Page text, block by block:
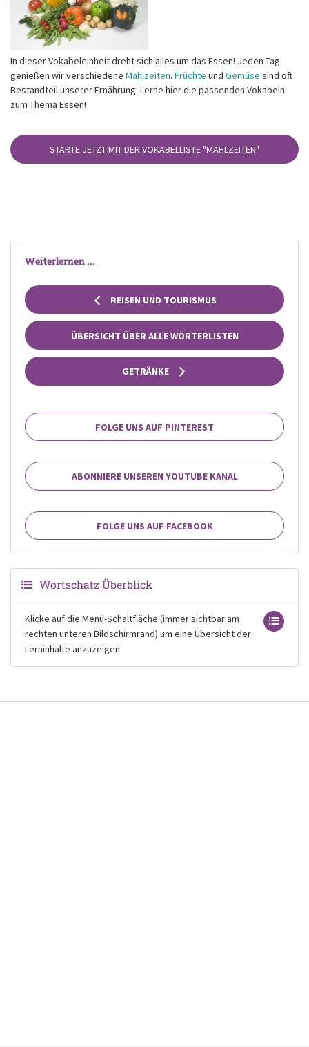
In dieser Vokabeleinheit dreht sich alles um das Essen! Jeden Tag
genießen wir verschiedene Mahlzeiten. Früchte und Gemüse sind oft
Bestandteil unserer Ernährung. Lerne hier die passenden Vokabeln
zum Thema Essen!
STARTE JETZT MIT DER VOKABELLISTE"MAHLZEITEN"
Weiterlernen ...
REISEN UND TOURISMUS
ÜBERSICHT ÜBER ALLE WÖRTERLISTEN
GETRÄNKE
FOLGE UNS AUF PINTEREST
ABONNIERE UNSEREN YOUTUBE KANAL
FOLGE UNS AUF FACEBOOK
Wortschatz Überblick
Klicke auf die Menü-Schaltfläche (immer sichtbar am
rechten unteren Bildschirmrand) um eine Übersicht der
Lerninhalte anzuzeigen.